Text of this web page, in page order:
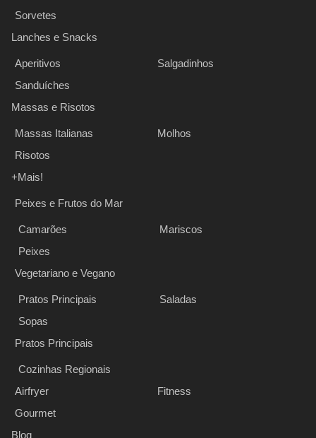
Sorvetes
Lanches e Snacks
Aperitivos
Salgadinhos
Sanduíches
Massas e Risotos
Massas Italianas
Molhos
Risotos
+Mais!
Peixes e Frutos do Mar
Camarões
Mariscos
Peixes
Vegetariano e Vegano
Pratos Principais
Saladas
Sopas
Pratos Principais
Cozinhas Regionais
Airfryer
Fitness
Gourmet
Blog